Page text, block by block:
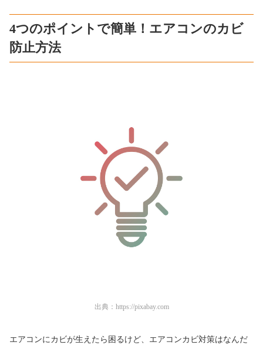
4つのポイントで簡単！エアコンのカビ
防止方法
出典： https://pixabay.com
エアコンにカビが生えたら困るけど、エアコンカビ対策はなんだ